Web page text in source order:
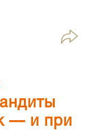
— и при